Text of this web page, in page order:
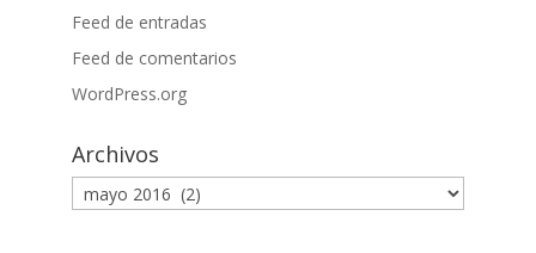
Feed de entradas
Feed de comentarios
WordPress.org
Archivos
Archivos